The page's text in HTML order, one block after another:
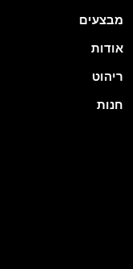
מבצעים
אודות
ריהוט
חנות